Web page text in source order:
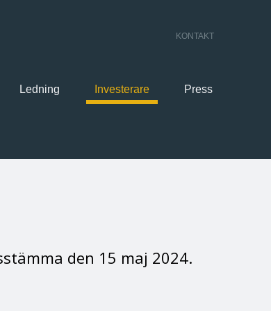
KONTAKT
Ledning Investerare Press
den 15 maj 2024.